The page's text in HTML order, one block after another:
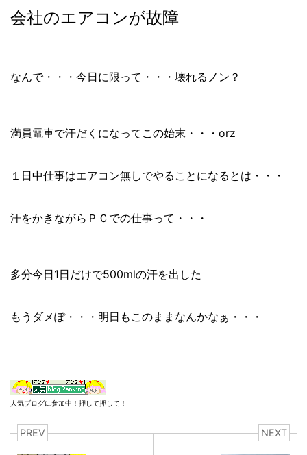
会社のエアコンが故障
なんで・・・今日に限って・・・壊れるノン？
満員電車で汗だくになってこの始末・・・orz
１日中仕事はエアコン無しでやることになるとは・・・
汗をかきながらＰＣでの仕事って・・・
多分今日1日だけで500mlの汗を出した
もうダメぽ・・・明日もこのままなんかなぁ・・・
人気ブログに参加中！押して押して！
PREV NEXT